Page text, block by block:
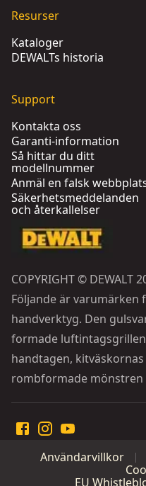
Resurser
Kataloger
DEWALTs historia
Support
Kontakta oss
Garanti-information
Så hittar du ditt
modellnummer
Anmäl en falsk
Säkerhetsmeddelanden
och återkallelser
COPYRIGHT © DEWALT
Följande är varumärken
handverktyg. Den
formade
handtagen,
rombformade mönstren
Användarvillkor
EU